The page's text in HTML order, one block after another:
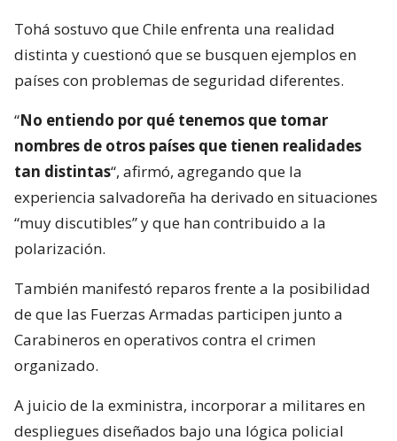
Tohá sostuvo que Chile enfrenta una realidad
distinta y cuestionó que se busquen ejemplos en
países con problemas de seguridad diferentes.
“No entiendo por qué tenemos que tomar
nombres de otros países que tienen realidades
tan distintas“, afirmó, agregando que la
experiencia salvadoreña ha derivado en situaciones
“muy discutibles” y que han contribuido a la
polarización.
También manifestó reparos frente a la posibilidad
de que las Fuerzas Armadas participen junto a
Carabineros en operativos contra el crimen
organizado.
A juicio de la exministra, incorporar a militares en
despliegues diseñados bajo una lógica policial